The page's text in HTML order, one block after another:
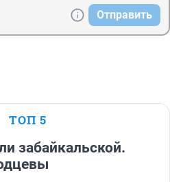
Отправить
ТОП 5
забайкальской.